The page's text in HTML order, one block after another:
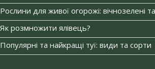
Рослини для живої огорожі: вічнозелені та
Як розмножити ялівець?
Популярні та найкращі туї: види та сорти